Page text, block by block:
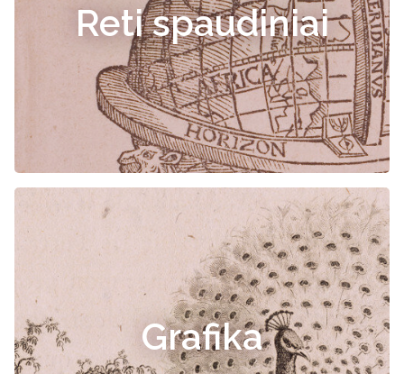
Reti spaudiniai
Grafika